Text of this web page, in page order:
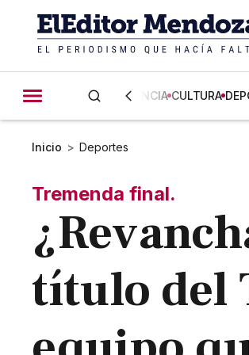
CIENCIA CULTURA
Inicio > Deportes
Tremenda final.
título del